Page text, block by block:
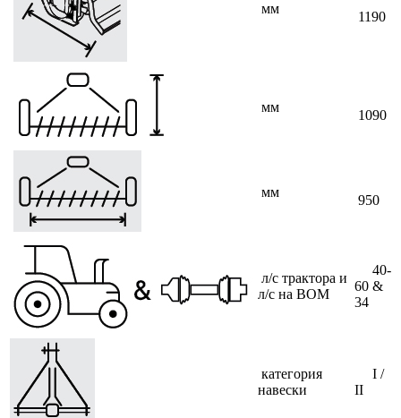
мм
1190
мм
1090
мм
950
л/с трактора и
л/с на ВОМ
40-
60 &
34
категория
навески
I /
II